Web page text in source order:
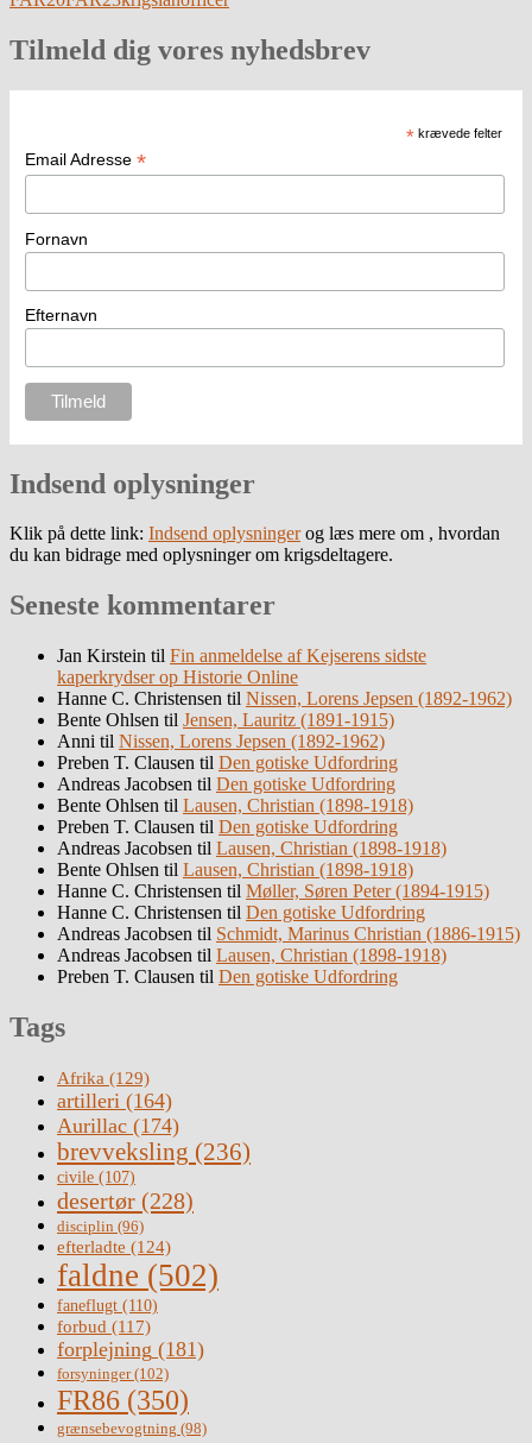
Tilmeld dig vores nyhedsbrev
* krævede felter
Email Adresse *
Fornavn
Efternavn
Indsend oplysninger
Klik på dette link: Indsend oplysningerog læs mere om , hvordan
du kan bidrage med oplysninger om krigsdeltagere.
Seneste kommentarer
Jan Kirstein til Fin anmeldelse af Kejserens sidste
kaperkrydser op Historie Online
Hanne C. Christensen til Nissen, Lorens Jepsen (1892-1962)
Bente Ohlsen til Jensen, Lauritz (1891-1915)
Anni til Nissen, Lorens Jepsen (1892-1962)
Preben T. Clausen til Den gotiske Udfordring
Andreas Jacobsen til Den gotiske Udfordring
Bente Ohlsen til Lausen, Christian (1898-1918)
Preben T. Clausen til Den gotiske Udfordring
Andreas Jacobsen til Lausen, Christian (1898-1918)
Bente Ohlsen til Lausen, Christian (1898-1918)
Hanne C. Christensen til Møller, Søren Peter (1894-1915)
Hanne C. Christensen til Den gotiske Udfordring
Andreas Jacobsen til Schmidt, Marinus Christian (1886-1915)
Andreas Jacobsen til Lausen, Christian (1898-1918)
Preben T. Clausen til Den gotiske Udfordring
Tags
Afrika (129)
artilleri (164)
Aurillac (174)
brevveksling (236)
civile (107)
desertør (228)
disciplin (96)
efterladte (124)
faldne (502)
faneflugt (110)
forbud (117)
forplejning (181)
forsyninger(102)
FR86 (350)
grænsebevogtning (98)